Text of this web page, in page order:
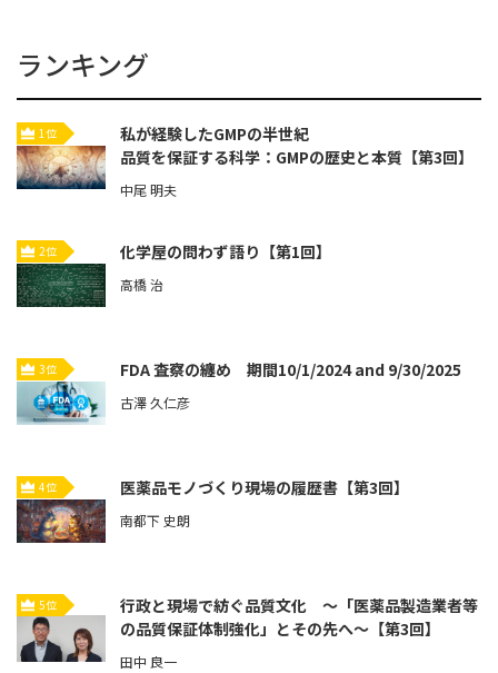
ランキング
1位
私が経験したGMPの半世紀
品質を保証する科学：GMPの歴史と本質【第3回】
中尾 明夫
2位 化学屋の問わず語り【第1回】
高橋 治
3位 FDA 査察の纏め 期間10/1/2024 and 9/30/2025
古澤 久仁彦
4位 医薬品モノづくり現場の履歴書【第3回】
南都下 史朗
5位
行政と現場で紡ぐ品質文化 ～「医薬品製造業者等
の品質保証体制強化」とその先へ～【第3回】
田中 良一